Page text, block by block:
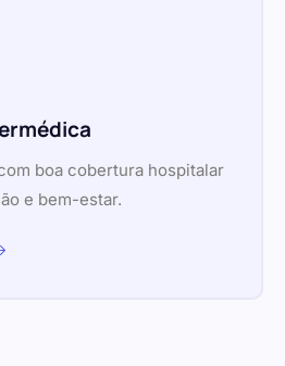
boa cobertura hospitalar
e bem-estar.